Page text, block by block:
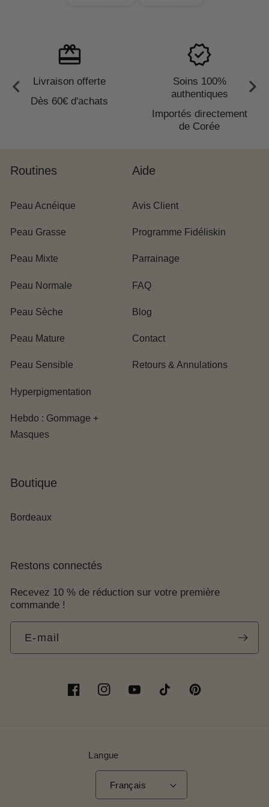
SKIN1004 - Madagascar Centella
Ampoule Foam
redeem
Livraison offerte
Dès 60€ d'achats
verified
Soins 100%
authentiques
Importés directement
de Corée
Routines
Peau Acnéique
Peau Grasse
Peau Mixte
Peau Normale
Peau Sèche
Peau Mature
Peau Sensible
Hyperpigmentation
Hebdo : Gommage +
Masques
Aide
Avis Client
Programme Fidéliskin
Parrainage
FAQ
Blog
Contact
Retours & Annulations
Boutique
Bordeaux
Restons connectés
Recevez 10 % de réduction sur votre première
commande !
E-mail
FacebookInstagramYouTubeTikTok Pinterest
Langue
Français